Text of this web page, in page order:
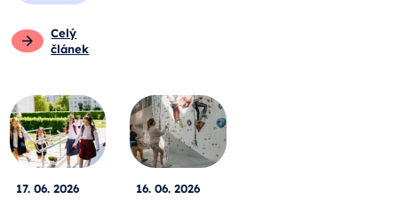
Celý
článek
17. 06. 2026 16. 06. 2026